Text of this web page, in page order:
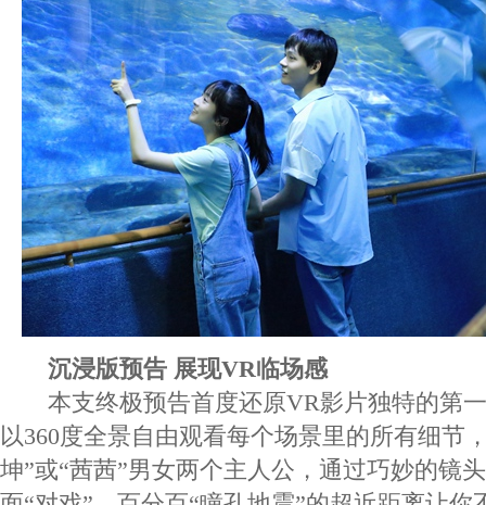
沉浸版预告 展现VR临场感
本支终极预告首度还原VR影片独特的第一
以360度全景自由观看每个场景里的所有细节
坤”或“茜茜”男女两个主人公，通过巧妙的镜